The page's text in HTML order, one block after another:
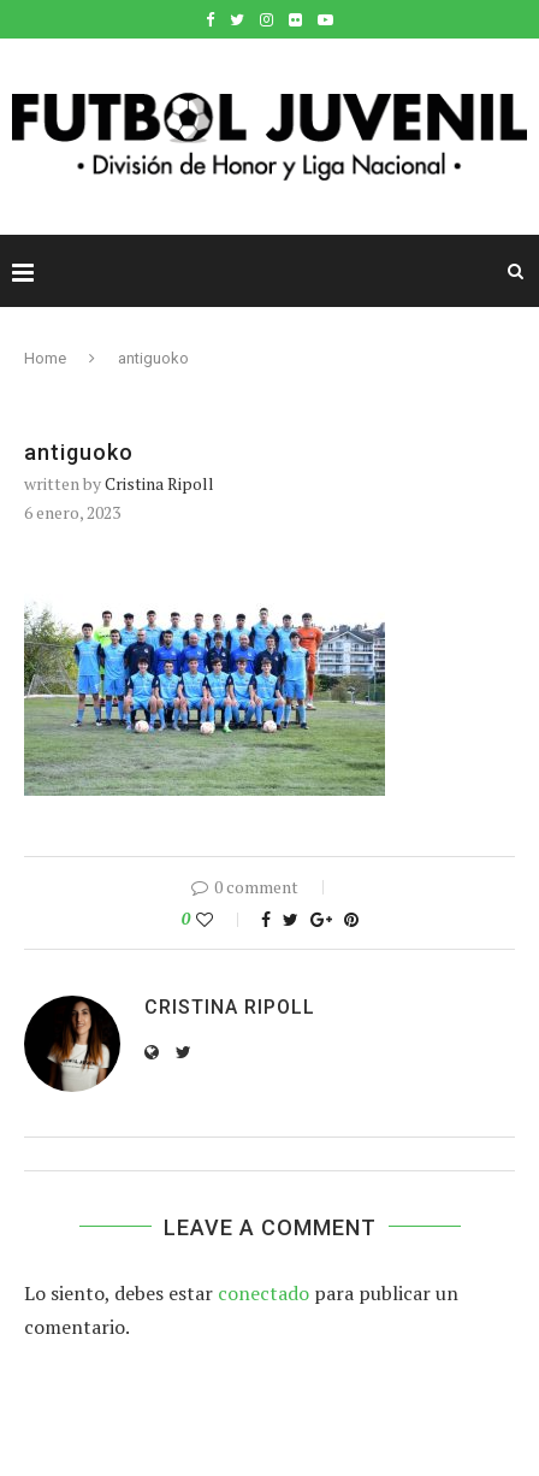
Home antiguoko
antiguoko
written byCristina Ripoll
6 enero, 2023
0 comment
0
CRISTINA RIPOLL
LEAVE A COMMENT
Lo siento, debes estar conectado para publicar un
comentario.